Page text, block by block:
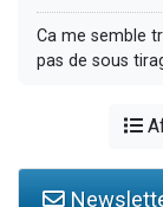
Ca me semble
pas de sous